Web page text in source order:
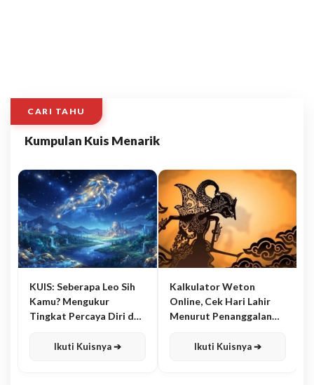
CARI TAHU
Kumpulan Kuis Menarik
KUIS: Seberapa Leo Sih
Kamu? Mengukur
Tingkat Percaya Diri dan
Ikuti Kuisnya ➔
Kalkulator Weton
Online, Cek Hari Lahir
Menurut Penanggalan
Ikuti Kuisnya ➔